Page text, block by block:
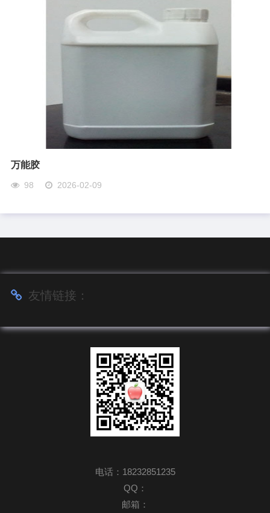
万能胶
98 2026-02-09
友情链接：
电话：18232851235
QQ：
邮箱：